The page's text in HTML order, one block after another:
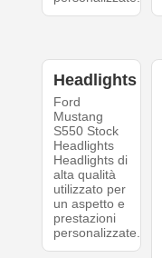
Headlights
Ford
Mustang
S550 Stock
Headlights
Headlights di
alta qualità
utilizzato per
un aspetto e
prestazioni
personalizzate.